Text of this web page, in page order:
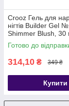
Crooz Гель для
нігтів Builder Gel
Shimmer Blush, 30
Готово до
314,10 ₴ 349 ₴
Купити